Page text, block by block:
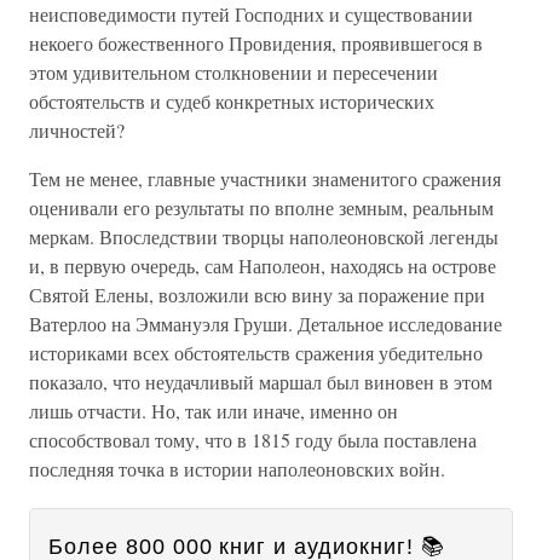
неисповедимости путей Господних и существовании
некоего божественного Провидения, проявившегося в
этом удивительном столкновении и пересечении
обстоятельств и судеб конкретных исторических
личностей?
Тем не менее, главные участники знаменитого сражения
оценивали его результаты по вполне земным, реальным
меркам. Впоследствии творцы наполеоновской легенды
и, в первую очередь, сам Наполеон, находясь на острове
Святой Елены, возложили всю вину за поражение при
Ватерлоо на Эммануэля Груши. Детальное исследование
историками всех обстоятельств сражения убедительно
показало, что неудачливый маршал был виновен в этом
лишь отчасти. Но, так или иначе, именно он
способствовал тому, что в 1815 году была поставлена
последняя точка в истории наполеоновских войн.
Более 800 000 книг и аудиокниг! 📚